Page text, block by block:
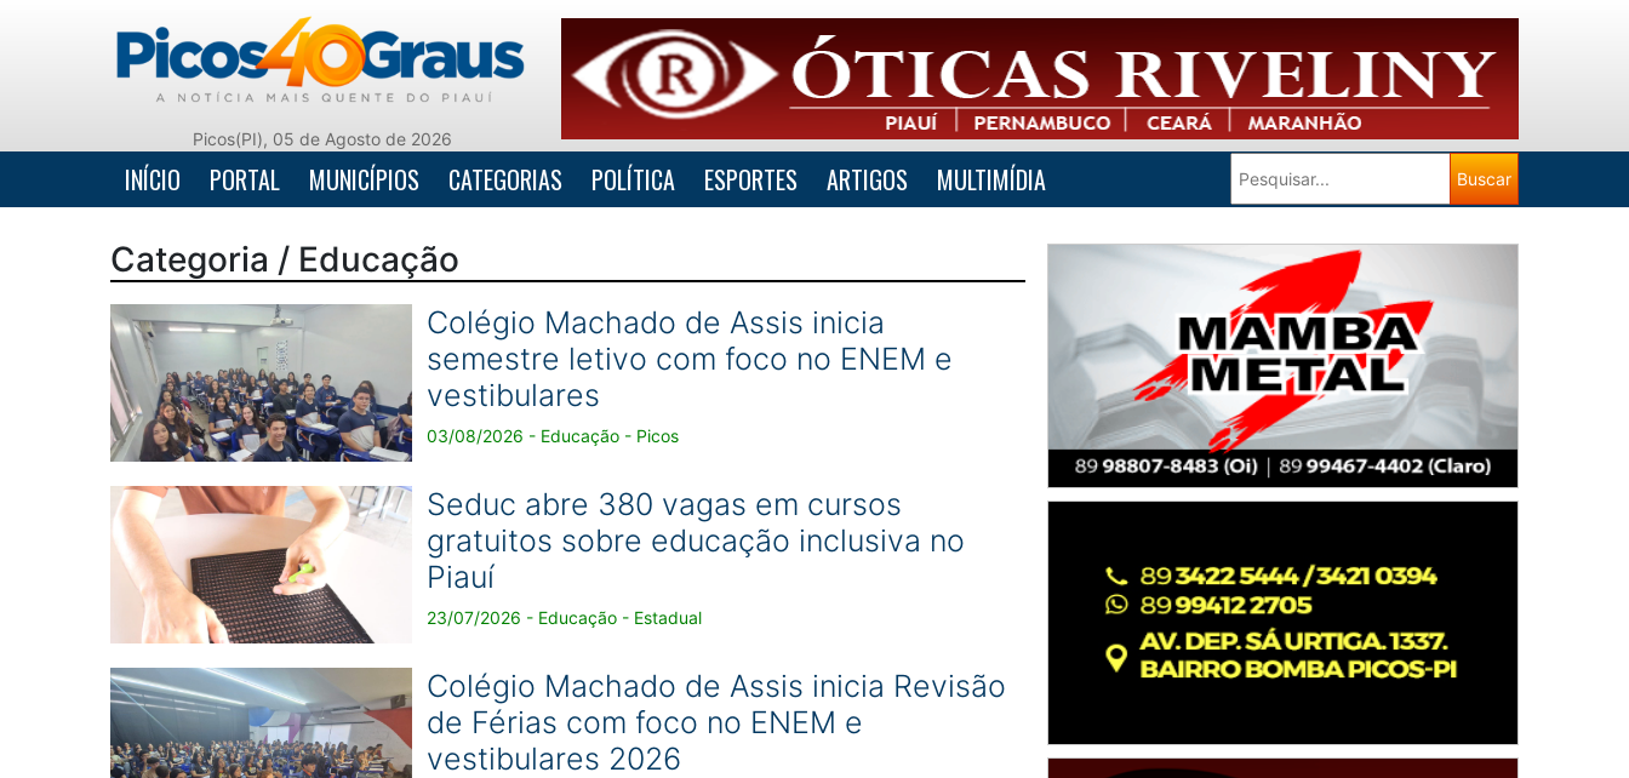
Picos(PI), 05 de Agosto de 2026
INÍCIO PORTAL MUNICÍPIOS CATEGORIAS POLÍTICA ESPORTES ARTIGOS MULTIMÍDIA
Categoria / Educação
Colégio Machado de Assis inicia
semestre letivo com foco no ENEM e
vestibulares
03/08/2026 - Educação - Picos
Seduc abre 380 vagas em cursos
gratuitos sobre educação inclusiva no
Piauí
23/07/2026 - Educação - Estadual
Colégio Machado de Assis inicia Revisão
de Férias com foco no ENEM e
vestibulares 2026